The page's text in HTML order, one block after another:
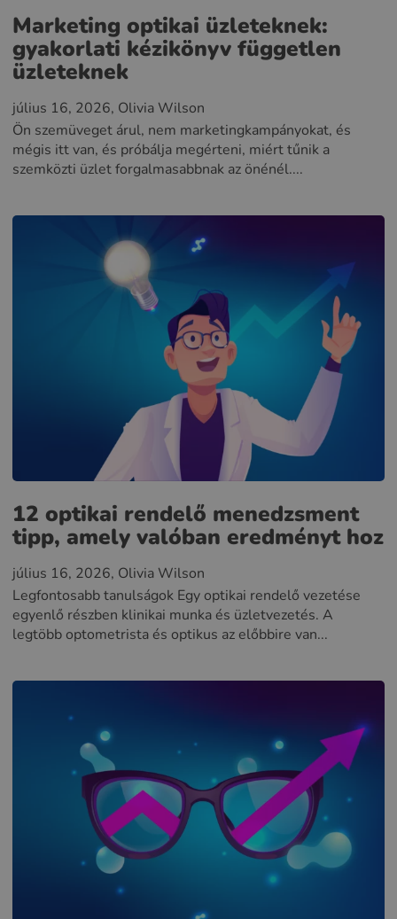
Marketing optikai üzleteknek:
gyakorlati kézikönyv független
üzleteknek
július 16, 2026, Olivia Wilson
Ön szemüveget árul, nem marketingkampányokat, és
mégis itt van, és próbálja megérteni, miért tűnik a
szemközti üzlet forgalmasabbnak az önénél....
12 optikai rendelő menedzsment
tipp, amely valóban eredményt hoz
július 16, 2026, Olivia Wilson
Legfontosabb tanulságok Egy optikai rendelő vezetése
egyenlő részben klinikai munka és üzletvezetés. A
legtöbb optometrista és optikus az előbbire van...